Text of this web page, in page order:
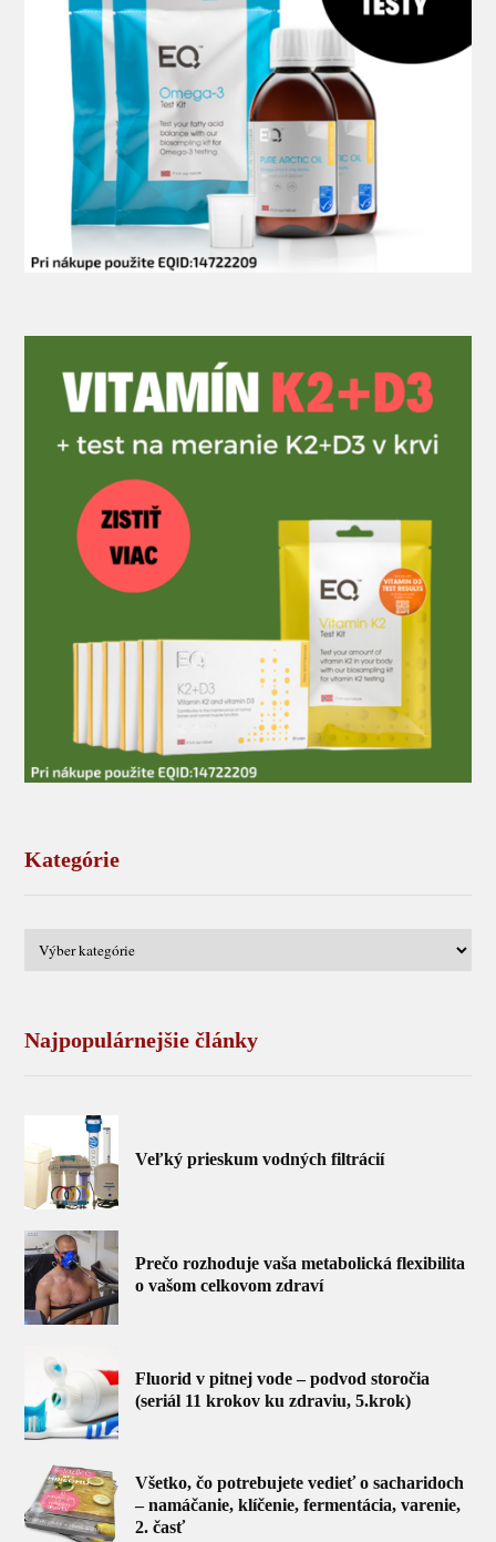
Kategórie
Najpopulárnejšie články
Veľký prieskum vodných filtrácií
Prečo rozhoduje vaša metabolická flexibilita
o vašom celkovom zdraví
Fluorid v pitnej vode – podvod storočia
(seriál 11 krokov ku zdraviu, 5.krok)
Všetko, čo potrebujete vedieť o sacharidoch
– namáčanie, klíčenie, fermentácia, varenie,
2. časť